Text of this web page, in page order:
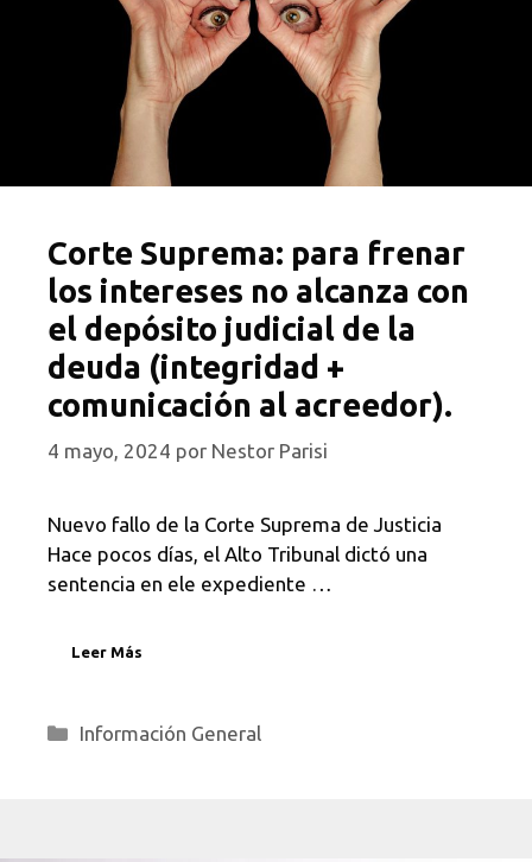
Corte Suprema: para frenar
los intereses no alcanza con
el depósito judicial de la
deuda (integridad +
comunicación al acreedor).
4 mayo, 2024 por Nestor Parisi
Nuevo fallo de la Corte Suprema de Justicia
Hace pocos días, el Alto Tribunal dictó una
sentencia en ele expediente …
Leer Más
Categorías
Información General